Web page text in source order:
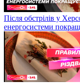
Після обстрілів у
енергосистеми